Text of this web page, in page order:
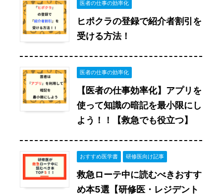
医者の仕事の効率化
ヒポクラの登録で紹介者割引を
受ける方法！
医者の仕事の効率化
【医者の仕事効率化】アプリを
使って知識の暗記を最小限にし
よう！！【救急でも役立つ】
おすすめ医学書 研修医向け記事
救急ローテ中に読むべきおすす
め本5選【研修医・レジデント